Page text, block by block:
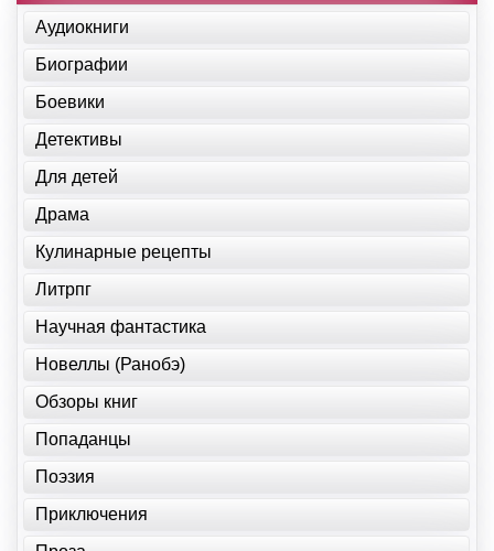
Аудиокниги
Биографии
Боевики
Детективы
Для детей
Драма
Кулинарные рецепты
Литрпг
Научная фантастика
Новеллы (Ранобэ)
Обзоры книг
Попаданцы
Поэзия
Приключения